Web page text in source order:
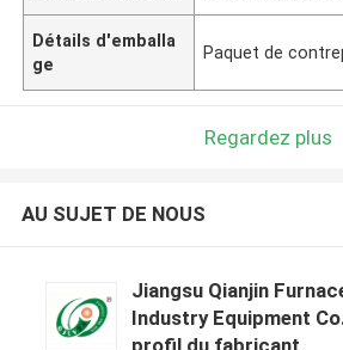
Détails d'emballa
ge
Paquet de
Regardez plus
AU SUJET DE NOUS
Jiangsu Qianjin
Industry Equipment